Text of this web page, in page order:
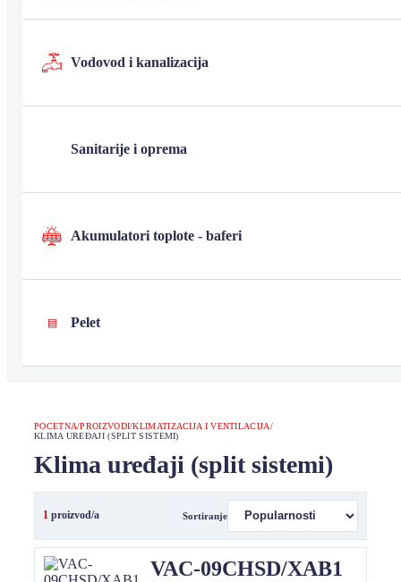
Vodovod i kanalizacija
Sanitarije i oprema
Akumulatori toplote - baferi
▤ Pelet
POCETNA/PROIZVODI/KLIMATIZACIJA I VENTILACIJA/
KLIMA UREĐAJI (SPLIT SISTEMI)
Klima uređaji (split sistemi)
1proizvod/a Sortiranje
VAC-09CHSD/XAB1